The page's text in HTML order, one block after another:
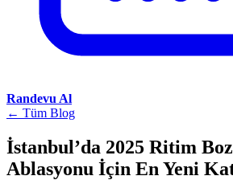
Randevu Al
← Tüm Blog
İstanbul’da 2025 Ritim
Ablasyonu İçin En Yeni